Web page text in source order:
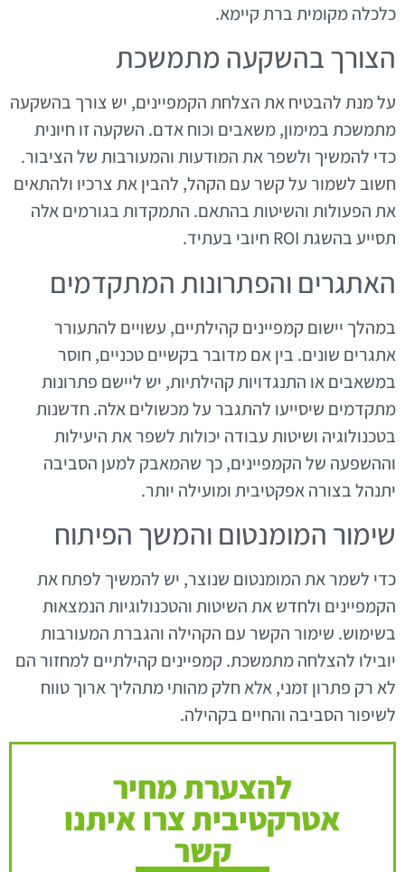
כלכלה מקומית ברת קיימא.
הצורך בהשקעה מתמשכת
על מנת להבטיח את הצלחת הקמפיינים, יש צורך בהשקעה
מתמשכת במימון, משאבים וכוח אדם. השקעה זו חיונית
כדי להמשיך ולשפר את המודעות והמעורבות של הציבור.
חשוב לשמור על קשר עם הקהל, להבין את צרכיו ולהתאים
את הפעולות והשיטות בהתאם. התמקדות בגורמים אלה
תסייע בהשגת ROI חיובי בעתיד.
האתגרים והפתרונות המתקדמים
במהלך יישום קמפיינים קהילתיים, עשויים להתעורר
אתגרים שונים. בין אם מדובר בקשיים טכניים, חוסר
במשאבים או התנגדויות קהילתיות, יש ליישם פתרונות
מתקדמים שיסייעו להתגבר על מכשולים אלה. חדשנות
בטכנולוגיה ושיטות עבודה יכולות לשפר את היעילות
וההשפעה של הקמפיינים, כך שהמאבק למען הסביבה
יתנהל בצורה אפקטיבית ומועילה יותר.
שימור המומנטום והמשך הפיתוח
כדי לשמר את המומנטום שנוצר, יש להמשיך לפתח את
הקמפיינים ולחדש את השיטות והטכנולוגיות הנמצאות
בשימוש. שימור הקשר עם הקהילה והגברת המעורבות
יובילו להצלחה מתמשכת. קמפיינים קהילתיים למחזור הם
לא רק פתרון זמני, אלא חלק מהותי מתהליך ארוך טווח
לשיפור הסביבה והחיים בקהילה.
להצערת מחיר
אטרקטיבית צרו איתנו
קשר